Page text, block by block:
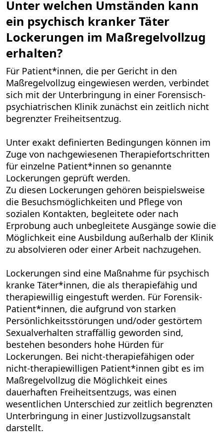
Unter welchen Umständen kann
ein psychisch kranker Täter
Lockerungen im Maßregelvollzug
erhalten?
Für Patient*innen, die per Gericht in den
Maßregelvollzug eingewiesen werden, verbindet
sich mit der Unterbringung in einer Forensisch-
psychiatrischen Klinik zunächst ein zeitlich nicht
begrenzter Freiheitsentzug.
Unter exakt definierten Bedingungen können im
Zuge von nachgewiesenen Therapiefortschritten
für einzelne Patient*innen so genannte
Lockerungen geprüft werden.
Zu diesen Lockerungen gehören beispielsweise
die Besuchsmöglichkeiten und Pflege von
sozialen Kontakten, begleitete oder nach
Erprobung auch unbegleitete Ausgänge sowie die
Möglichkeit eine Ausbildung außerhalb der Klinik
zu absolvieren oder einer Arbeit nachzugehen.
Lockerungen sind eine Maßnahme für psychisch
kranke Täter*innen, die als therapiefähig und
therapiewillig eingestuft werden. Für Forensik-
Patient*innen, die aufgrund von starken
Persönlichkeitsstörungen und/oder gestörtem
Sexualverhalten straffällig geworden sind,
bestehen besonders hohe Hürden für
Lockerungen. Bei nicht-therapiefähigen oder
nicht-therapiewilligen Patient*innen gibt es im
Maßregelvollzug die Möglichkeit eines
dauerhaften Freiheitsentzugs, was einen
wesentlichen Unterschied zur zeitlich begrenzten
Unterbringung in einer Justizvollzugsanstalt
darstellt.